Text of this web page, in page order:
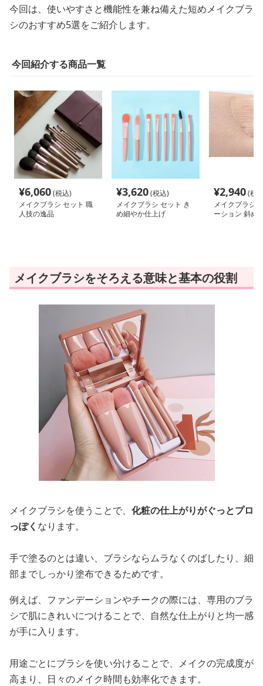
今回は、使いやすさと機能性を兼ね備えた短めメイクブラ
シのおすすめ5選をご紹介します。
今回紹介する商品一覧
¥6,060(税込)
メイクブラシ セット 職
人技の逸品
¥3,620(税込)
メイクブラシ セット き
め細やか仕上げ
¥2,940(税
メイクブラシ
ーション 斜め
メイクブラシをそろえる意味と基本の役割
メイクブラシを使うことで、 化粧の仕上がりがぐっとプロ
っぽく なります。
手で塗るのとは違い、ブラシならムラなくのばしたり、細
部までしっかり塗布できるためです。
例えば、ファンデーションやチークの際には、専用のブラ
シで肌にきれいにつけることで、自然な仕上がりと均一感
が手に入ります。
用途ごとにブラシを使い分けることで、メイクの完成度が
高まり、日々のメイク時間も効率化できます。